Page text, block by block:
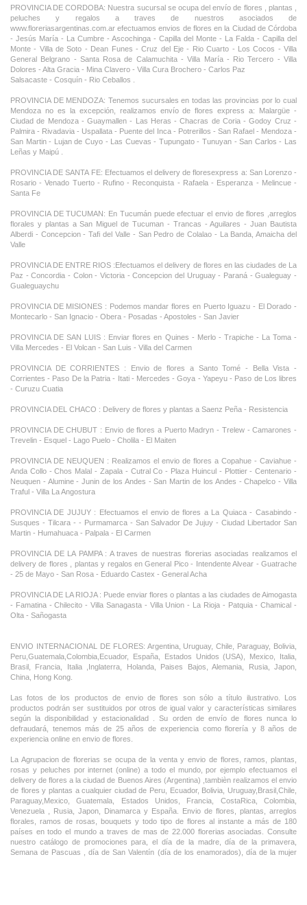
PROVINCIA DE CORDOBA: Nuestra sucursal se ocupa del envío de flores , plantas ,
peluches y regalos a traves de nuestros asociados de
www.floreriasargentinas.com.ar efectuamos envios de flores en la Ciudad de Córdoba
- Jesús María - La Cumbre - Ascochinga - Capilla del Monte - La Falda - Capilla del
Monte - Villa de Soto - Dean Funes - Cruz del Eje - Rio Cuarto - Los Cocos - Villa
General Belgrano - Santa Rosa de Calamuchita - Villa María - Rio Tercero - Villa
Dolores - Alta Gracia - Mina Clavero - Villa Cura Brochero - Carlos Paz
Salsacaste - Cosquín - Rio Ceballos .
PROVINCIA DE MENDOZA: Tenemos sucursales en todas las provincias por lo cual
Mendoza no es la excepción, realizamos envío de flores express a: Malargüe -
Ciudad de Mendoza - Guaymallen - Las Heras - Chacras de Coria - Godoy Cruz -
Palmira - Rivadavia - Uspallata - Puente del Inca - Potrerillos - San Rafael - Mendoza -
San Martin - Lujan de Cuyo - Las Cuevas - Tupungato - Tunuyan - San Carlos - Las
Leñas y Maipú .
PROVINCIA DE SANTA FE: Efectuamos el delivery de floresexpress a: San Lorenzo -
Rosario - Venado Tuerto - Rufino - Reconquista - Rafaela - Esperanza - Melincue -
Santa Fe
PROVINCIA DE TUCUMAN: En Tucumán puede efectuar el envio de flores ,arreglos
florales y plantas a San Miguel de Tucuman - Trancas - Aguilares - Juan Bautista
Alberdi - Concepcion - Tafi del Valle - San Pedro de Colalao - La Banda, Amaicha del
Valle
PROVINCIA DE ENTRE RIOS :Efectuamos el delivery de flores en las ciudades de La
Paz - Concordia - Colon - Victoria - Concepcion del Uruguay - Paraná - Gualeguay -
Gualeguaychu
PROVINCIA DE MISIONES : Podemos mandar flores en Puerto Iguazu - El Dorado -
Montecarlo - San Ignacio - Obera - Posadas - Apostoles - San Javier
PROVINCIA DE SAN LUIS : Enviar flores en Quines - Merlo - Trapiche - La Toma -
Villa Mercedes - El Volcan - San Luis - Villa del Carmen
PROVINCIA DE CORRIENTES : Envio de flores a Santo Tomé - Bella Vista -
Corrientes - Paso De la Patria - Itati - Mercedes - Goya - Yapeyu - Paso de Los libres
- Curuzu Cuatia
PROVINCIA DEL CHACO : Delivery de flores y plantas a Saenz Peña - Resistencia
PROVINCIA DE CHUBUT : Envio de flores a Puerto Madryn - Trelew - Camarones -
Trevelin - Esquel - Lago Puelo - Cholila - El Maiten
PROVINCIA DE NEUQUEN : Realizamos el envio de flores a Copahue - Caviahue -
Anda Collo - Chos Malal - Zapala - Cutral Co - Plaza Huincul - Plottier - Centenario -
Neuquen - Alumine - Junin de los Andes - San Martin de los Andes - Chapelco - Villa
Traful - Villa La Angostura
PROVINCIA DE JUJUY : Efectuamos el envio de flores a La Quiaca - Casabindo -
Susques - Tilcara - - Purmamarca - San Salvador De Jujuy - Ciudad Libertador San
Martin - Humahuaca - Palpala - El Carmen
PROVINCIA DE LA PAMPA : A traves de nuestras florerias asociadas realizamos el
delivery de flores , plantas y regalos en General Pico - Intendente Alvear - Guatrache
- 25 de Mayo - San Rosa - Eduardo Castex - General Acha
PROVINCIA DE LA RIOJA : Puede enviar flores o plantas a las ciudades de Aimogasta
- Famatina - Chilecito - Villa Sanagasta - Villa Union - La Rioja - Patquia - Chamical -
Olta - Sañogasta
ENVIO INTERNACIONAL DE FLORES: Argentina, Uruguay, Chile, Paraguay, Bolivia,
Peru,Guatemala,Colombia,Ecuador, España, Estados Unidos (USA), Mexico, Italia,
Brasil, Francia, Italia ,Inglaterra, Holanda, Paises Bajos, Alemania, Rusia, Japon,
China, Hong Kong.
Las fotos de los productos de envio de flores son sólo a título ilustrativo. Los
productos podrán ser sustituidos por otros de igual valor y características similares
según la disponibilidad y estacionalidad . Su orden de envío de flores nunca lo
defraudará, tenemos más de 25 años de experiencia como florería y 8 años de
experiencia online en envio de flores.
La Agrupacion de florerias se ocupa de la venta y envio de flores, ramos, plantas,
rosas y peluches por internet (online) a todo el mundo, por ejemplo efectuamos el
delivery de flores a la ciudad de Buenos Aires (Argentina) ,tambièn realizamos el envio
de flores y plantas a cualquier ciudad de Peru, Ecuador, Bolivia, Uruguay,Brasil,Chile,
Paraguay,Mexico, Guatemala, Estados Unidos, Francia, CostaRica, Colombia,
Venezuela , Rusia, Japon, Dinamarca y España. Envio de flores, plantas, arreglos
florales, ramos de rosas, bouquets y todo tipo de flores al instante a más de 180
países en todo el mundo a traves de mas de 22.000 florerias asociadas. Consulte
nuestro catálogo de promociones para, el día de la madre, día de la primavera,
Semana de Pascuas , día de San Valentín (día de los enamorados), día de la mujer